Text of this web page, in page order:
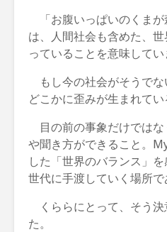
「お腹いっぱいのくまが
は、人間社会も含めた、
っていることを意味してい
もし今の社会がそうで
どこかに歪みが生まれてい
目の前の事象だけでは
や聞き方ができること。
した「世界のバランス」
世代に手渡していく場所で
くららにとって、そう
た。